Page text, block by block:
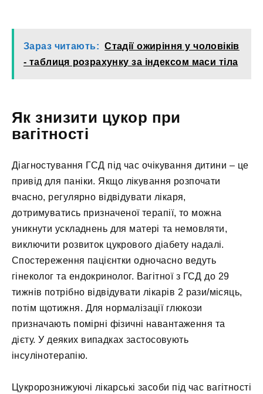
Зараз читають: Стадії ожиріння у чоловіків
- таблиця розрахунку за індексом маси тіла
Як знизити цукор при
вагітності
Діагностування ГСД під час очікування дитини – це
привід для паніки. Якщо лікування розпочати
вчасно, регулярно відвідувати лікаря,
дотримуватись призначеної терапії, то можна
уникнути ускладнень для матері та немовляти,
виключити розвиток цукрового діабету надалі.
Спостереження пацієнтки одночасно ведуть
гінеколог та ендокринолог. Вагітної з ГСД до 29
тижнів потрібно відвідувати лікарів 2 рази/місяць,
потім щотижня. Для нормалізації глюкози
призначають помірні фізичні навантаження та
дієту. У деяких випадках застосовують
інсулінотерапію.
Цукрорознижуючі лікарські засоби під час вагітності